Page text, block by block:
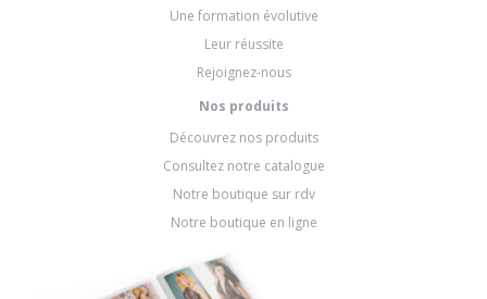
Une formation évolutive
Leur réussite
Rejoignez-nous
Nos produits
Découvrez nos produits
Consultez notre catalogue
Notre boutique sur rdv
Notre boutique en ligne